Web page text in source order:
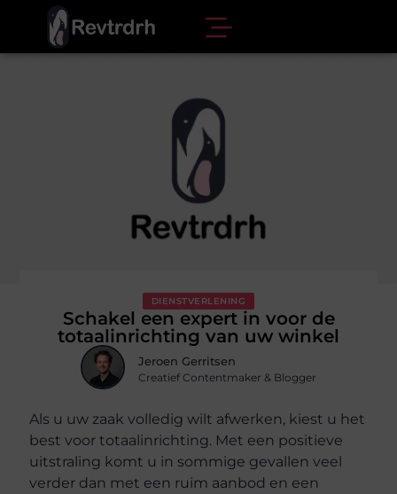
DIENSTVERLENING
Schakel een expert in voor de
totaalinrichting van uw winkel
Jeroen Gerritsen
Creatief Contentmaker & Blogger
Als u uw zaak volledig wilt afwerken, kiest u het
best voor totaalinrichting. Met een positieve
uitstraling komt u in sommige gevallen veel
verder dan met een ruim aanbod en een